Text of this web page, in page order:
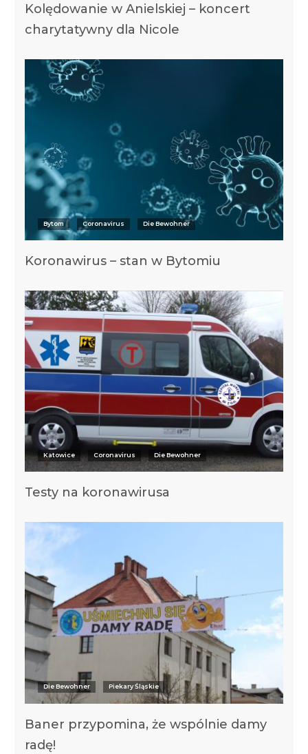
Kolędowanie w Anielskiej – koncert
charytatywny dla Nicole
Bytom Coronavirus Die Bewohner
Koronawirus – stan w Bytomiu
Katowice Coronavirus Die Bewohner
Testy na koronawirusa
Die Bewohner Piekary Śląskie
Baner przypomina, że wspólnie damy
radę!